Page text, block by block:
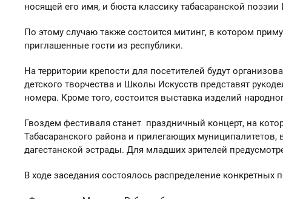
носящей его имя, и бюста классику табасаранской
По этому случаю также состоится митинг, в котором
приглашенные гости из республики.
На территории крепости для посетителей будут
детского творчества и Школы Искусств представят
номера. Кроме того, состоится выставка изделий
Гвоздем фестиваля станет праздничный концерт, на
Табасаранского района и прилегающих муниципалитетов,
дагестанской эстрады. Для младших зрителей
В ходе заседания состоялось распределение конкретных